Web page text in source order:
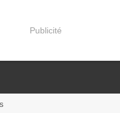
Publicité